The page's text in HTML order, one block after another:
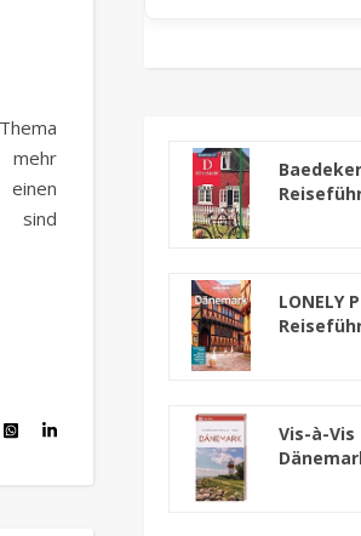
mehr
sind
Baedeker
LONELY
Vis-à-